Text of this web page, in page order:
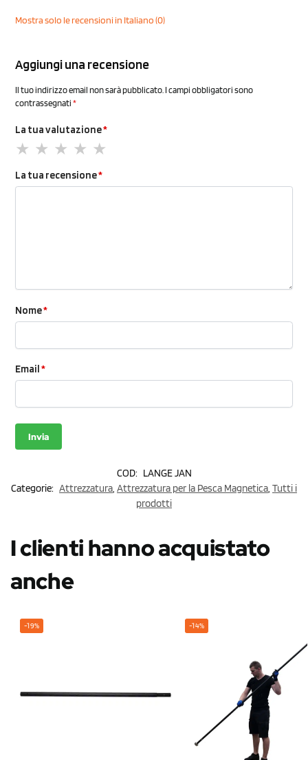
Mostra solo le recensioni in Italiano (0)
Aggiungi una recensione
Il tuo indirizzo email non sarà pubblicato. I campi obbligatori sono
contrassegnati*
La tua valutazione*
La tua recensione*
Nome*
Email*
COD: LANGE JAN
Categorie: Attrezzatura, Attrezzatura per la Pesca Magnetica, Tutti i
prodotti
I clienti hanno acquistato
anche
-19% -14%